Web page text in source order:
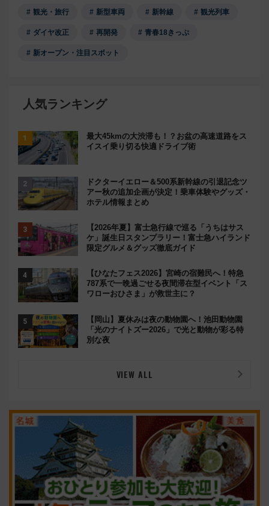
観光・旅行 新型車両 新幹線 観光列車
ダイヤ改正 再開発 青春18きっぷ
新オープン・注目スポット
人気ランキング
最大45kmの大渋滞も！？お盆の高速道路をス
イスイ乗り切る快適ドライブ術
ドクターイエロー＆500系新幹線の引退記念ツ
アー秋の追加企画が決定！乗車体験やグッズ・
ホテル情報まとめ
【2026年夏】富士急行線で巡る「うちはサス
ケ」誕生日スタンプラリー！富士急ハイランド
限定グルメ＆グッズ徹底ガイド
【ひなたフェス2026】宮崎の宿難民へ！特急
787系で一晩過ごせる夜間滞在型イベント「ス
ワローおひさま」が救世主に？
【岡山】夏休みは夜の動物園へ！池田動物園
「光のナイトズー2026」で光と動物が彩る特
別な夜
VIEW ALL